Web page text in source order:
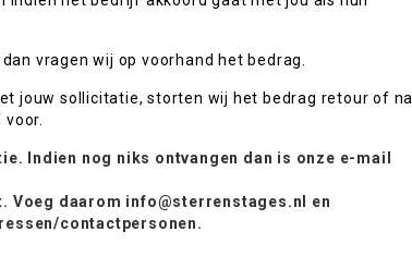
vragen wij op voorhand het bedrag.
jouw sollicitatie, storten wij het bedrag retour of na
Indien nog niks ontvangen dan is onze e-mail
Voeg daarom info@sterrenstages.nl en
contactpersonen.